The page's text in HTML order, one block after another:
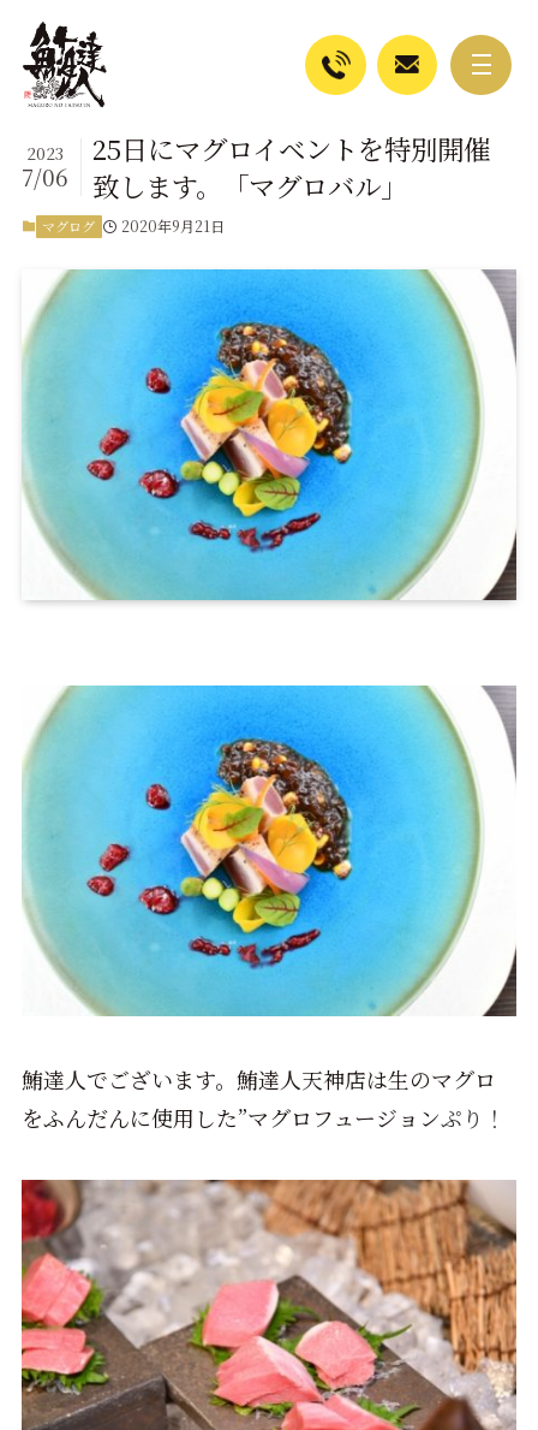
25日にマグロイベントを特別開催
致します。「マグロバル」
2023
7/06
マグログ 2020年9月21日
鮪達人でございます。鮪達人天神店は生のマグロ
をふんだんに使用した”マグロフュージョンぷり！